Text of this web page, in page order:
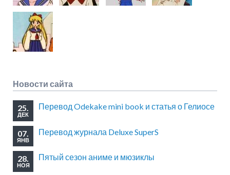
Новости сайта
25.
ДЕК
Перевод Odekake mini book и статья о Гелиосе
07.
ЯНВ
Перевод журнала Deluxe SuperS
28.
НОЯ
Пятый сезон аниме и мюзиклы